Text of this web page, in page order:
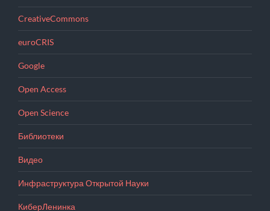
CreativeCommons
euroCRIS
Google
Open Access
Open Science
Библиотеки
Видео
Инфраструктура Открытой Науки
КиберЛенинка